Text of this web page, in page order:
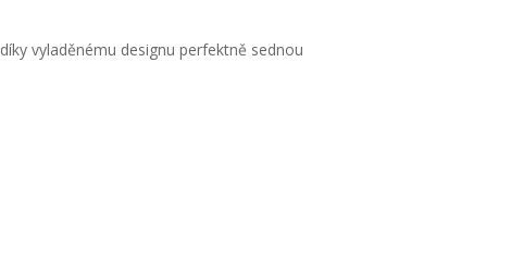
díky vyladěnému designu perfektně sednou